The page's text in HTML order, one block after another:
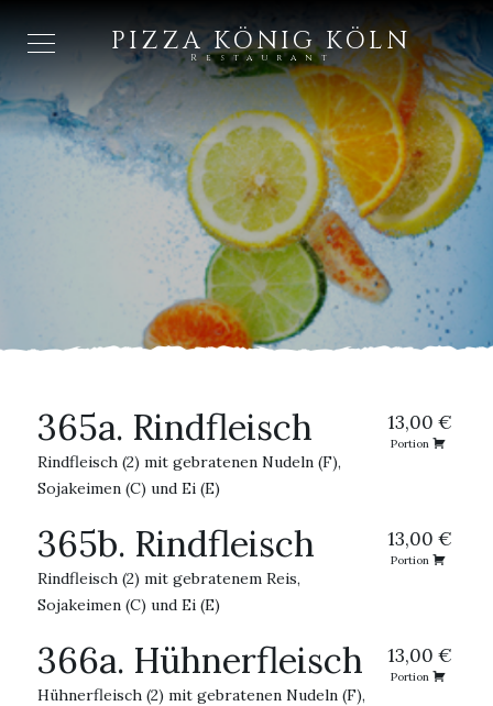
PIZZA KÖNIG KÖLN
Restaurant
365a. Rindfleisch 13,00 €
Portion
Rindfleisch (2) mit gebratenen Nudeln (F),
Sojakeimen (C) und Ei (E)
365b. Rindfleisch 13,00 €
Portion
Rindfleisch (2) mit gebratenem Reis,
Sojakeimen (C) und Ei (E)
366a. Hühnerfleisch 13,00 €
Portion
Hühnerfleisch (2) mit gebratenen Nudeln (F),